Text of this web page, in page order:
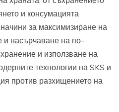
и консумацията
за максимизиране на
и насърчаване на по-
и използване на
технологии на SKS и
против разхищението на